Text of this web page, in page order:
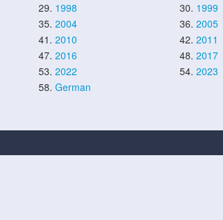
29. 1998 30. 1999
35. 2004 36. 2005
41. 2010 42. 2011
47. 2016 48. 2017
53. 2022 54. 2023
58. German